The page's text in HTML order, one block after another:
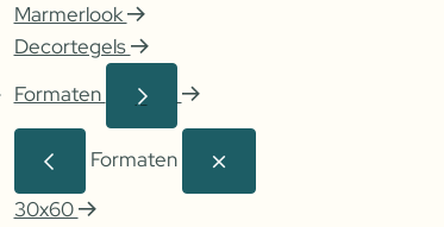
Marmerlook
Decortegels
Formaten
Formaten
30x60